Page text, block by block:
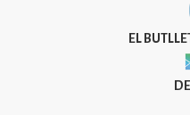
EL